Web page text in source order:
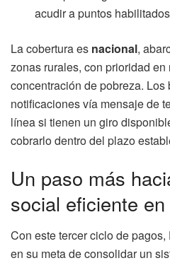
acudir a puntos
La cobertura es nacional,
zonas rurales, con prioridad
concentración de pobreza.
notificaciones vía mensaje de
línea si tienen un giro
cobrarlo dentro del plazo
Un paso más
social eficiente
Con este tercer ciclo de
en su meta de consolidar un